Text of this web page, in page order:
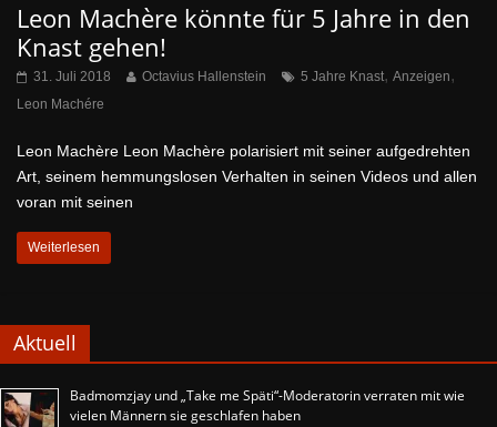
Leon Machère könnte für 5 Jahre in den
Knast gehen!
31. Juli 2018 Octavius Hallenstein 5 Jahre Knast, Anzeigen,
Leon Machére
Leon Machère Leon Machère polarisiert mit seiner aufgedrehten
Art, seinem hemmungslosen Verhalten in seinen Videos und allen
voran mit seinen
Weiterlesen
Aktuell
Badmomzjay und „Take me Späti“-Moderatorin verraten mit wie
vielen Männern sie geschlafen haben